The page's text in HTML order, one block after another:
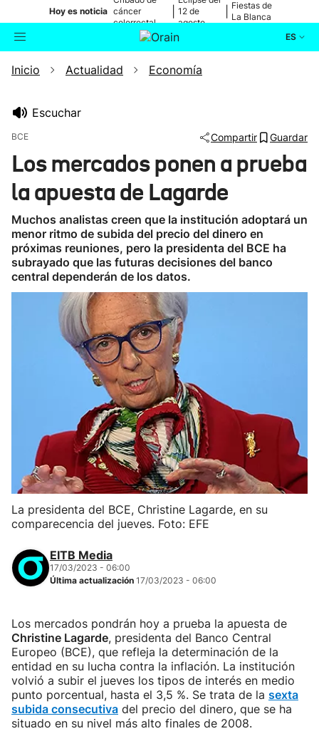
Hoy es noticia cáncer
colorrectal
12 de
agosto
Fiestas de
La Blanca
ES
Buscador Actualidad
Ikusmiran
Eguraldia
Inicio Actualidad Economía
Escuchar
BCE Compartir Guardar
Los mercados ponen a prueba
la apuesta de Lagarde
Muchos analistas creen que la institución adoptará un
menor ritmo de subida del precio del dinero en
próximas reuniones, pero la presidenta del BCE ha
subrayado que las futuras decisiones del banco
central dependerán de los datos.
La presidenta del BCE, Christine Lagarde, en su
comparecencia del jueves. Foto: EFE
EITB Media
17/03/2023 - 06:00
Última actualización 17/03/2023 - 06:00
Los mercados pondrán hoy a prueba la apuesta de
Christine Lagarde, presidenta del Banco Central
Europeo (BCE), que refleja la determinación de la
entidad en su lucha contra la inflación. La institución
volvió a subir el jueves los tipos de interés en medio
punto porcentual, hasta el 3,5 %. Se trata de la sexta
subida consecutiva del precio del dinero, que se ha
situado en su nivel más alto finales de 2008.